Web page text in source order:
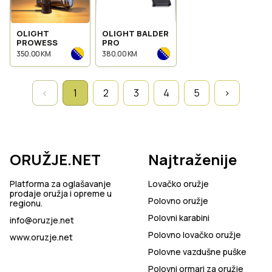
OLIGHT
PROWESS
350.00 KM
OLIGHT BALDER
PRO
380.00 KM
‹ 1 2 3 4 5 ›
ORUŽJE.NET
Platforma za oglašavanje
prodaje oružja i opreme u
regionu.
info@oruzje.net
www.oruzje.net
Najtraženije
Lovačko oružje
Polovno oružje
Polovni karabini
Polovno lovačko oružje
Polovne vazdušne puške
Polovni ormari za oružje